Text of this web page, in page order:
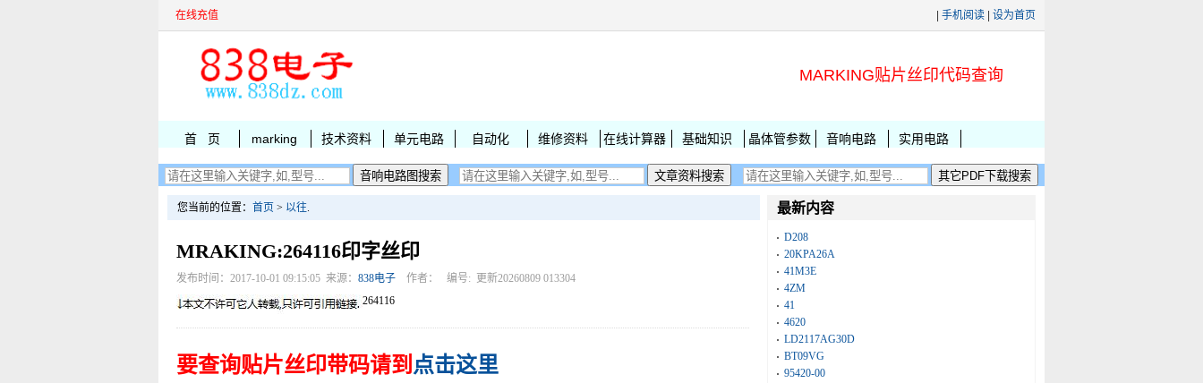
在线充值 手机阅读 设为首页
MARKING贴片丝印代码查询
首 页 marking 技术资料 单元电路 自动化 维修资料 在线计算器 基础知识 晶体管参数 音响电路 实用电路
您当前的位置： 首页 > 以往.
MRAKING:264116印字丝印
发布时间：2017-10-01 09:15:05 来源： 838电子 作者： 编号: 更新20260809 013304
264116
要查询贴片丝印带码请到 点击这里
最新内容
D208
20KPA26A
41M3E
4ZM
41
4620
LD2117AG30D
BT09VG
95420-00